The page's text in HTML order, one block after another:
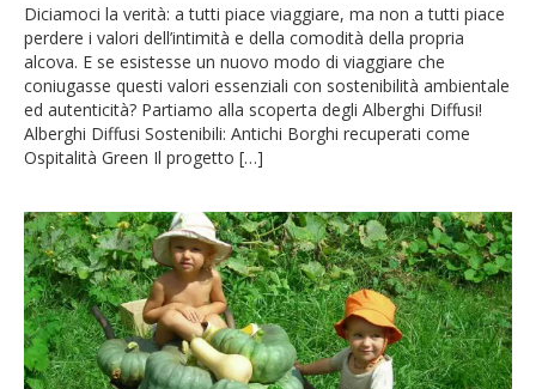
Diciamoci la verità: a tutti piace viaggiare, ma non a tutti piace
perdere i valori dell’intimità e della comodità della propria
alcova. E se esistesse un nuovo modo di viaggiare che
coniugasse questi valori essenziali con sostenibilità ambientale
ed autenticità? Partiamo alla scoperta degli Alberghi Diffusi!
Alberghi Diffusi Sostenibili: Antichi Borghi recuperati come
Ospitalità Green Il progetto […]